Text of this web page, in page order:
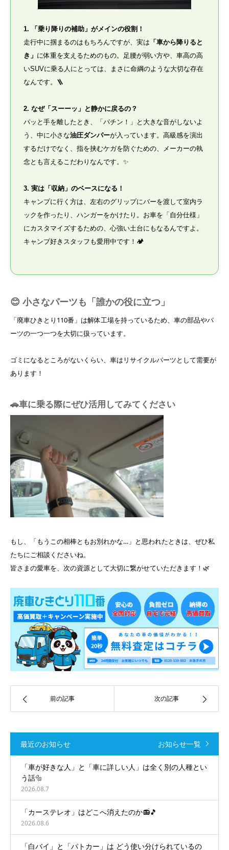
1. 「乗り降りの補助」がメインの役割！
走行中に掴まるのはもちろんですが、実は 「車から降りると
き」 に体重を支えるためのもの。足腰が弱い方や、車高の高
いSUVに乗る人にとっては、まさに命綱のような大切な存在
なんです。🪜
2. なぜ「スーーッ」と静かに戻るの？
パッと手を離したとき、「パチン！」と大きな音がしないよ
う、中に小さな油圧ダンパーが入っています。高級感を演出
するだけでなく、指を挟むケガを防ぐための、メーカーの執
念とも言えるこだわりなんです。✨
3. 実は「収納」のベースになる！
キャンプに行く方は、左右のグリップにバーを渡して室内ラ
ックを作ったり、ハンガーをかけたり。お車を「自分仕様」
にカスタマイズするための、心強い土台にもなるんですよ。
キャンプ好きスタッフも愛用中です！🏕️
😊 小さなパーツも「誰かの役に立つ」
「廃車ひきとり110番」は解体工場を持っているため、車の部品やパ
ーツの一つ一つを大切に扱っています。
ゴミになるところがないくらい、車はリサイクルパーツとして需要が
あります！
🚗車に乗る際にぜひ活用してみてください
もし、「もうこの相棒ともお別れかな…」と思われたときは、ぜひ私
たちにご相談くださいね。
皆さまの愛車を、次の資源として大切に繋がせていただきます！🌿
前の記事 次の記事
最近のお知らせ お知らせ一覧
「車が好きな人」と「車に詳しい人」は全く別の人種とい
う話🔩
2026.08.7
「カーステレオ」はどこへ消えたのか📻🎵
2026.08.6
「白バイ」と「パトカー」は どう使い分けられているの